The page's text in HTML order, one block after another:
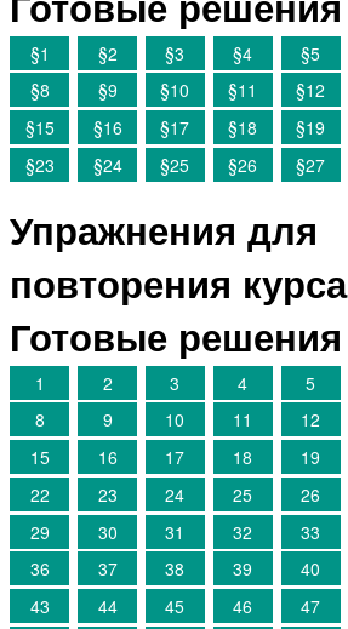
§1 §2 §3 §4 §5
§8
§9 §10 §11 §12
§15
§16 §17 §18 §19
§23
§24 §25 §26 §27
Упражнения для
повторения
Готовые решения
1 2 3 4 5
8
9 10 11 12
15
16 17 18 19
22
23 24 25 26
29
30 31 32 33
36
37 38 39 40
43
44 45 46 47